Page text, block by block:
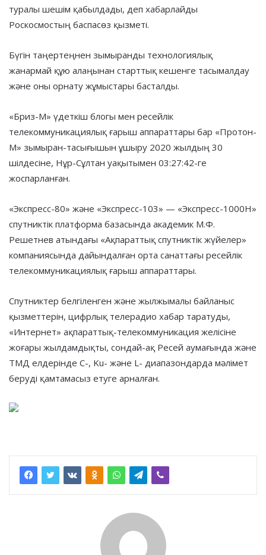
туралы шешім қабылдады, деп хабарлайды
Роскосмостың баспасөз қызметі.
Бүгін таңертеңнен зымыранды технологиялық
жанармай құю алаңынан старттық кешенге тасымалдау
және оны орнату жұмыстары басталды.
«Бриз-М» үдеткіш блогы мен ресейлік
телекоммуникациялық ғарыш аппараттары бар «Протон-
М» зымыран-тасығышын ұшыру 2020 жылдың 30
шілдесіне, Нұр-Сұлтан уақытымен 03:27:42-ге
жоспарланған.
«Экспресс-80» және «Экспресс-103» — «Экспресс-1000Н»
спутниктік платформа базасында академик М.Ф.
Решетнев атындағы «Ақпараттық спутниктік жүйелер»
компаниясында дайындалған орта санаттағы ресейлік
телекоммуникациялық ғарыш аппараттары.
Спутниктер белгіленген және жылжымалы байланыс
қызметтерін, цифрлық телерадио хабар таратуды,
«Интернет» ақпараттық-телекоммуникация желісіне
жоғары жылдамдықты, сондай-ақ Ресей аумағында және
ТМД елдерінде C-, Ku- және L- диапазондарда мәлімет
беруді қамтамасыз етуге арналған.